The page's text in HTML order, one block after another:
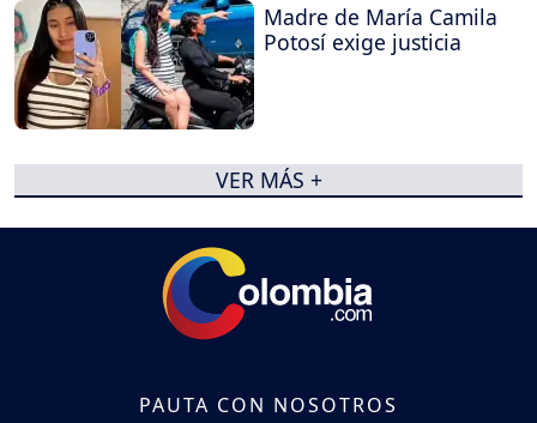
Madre de María Camila
Potosí exige justicia
VER MÁS +
PAUTA CON NOSOTROS